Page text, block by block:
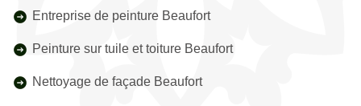
Entreprise de peinture Beaufort
Peinture sur tuile et toiture Beaufort
Nettoyage de façade Beaufort